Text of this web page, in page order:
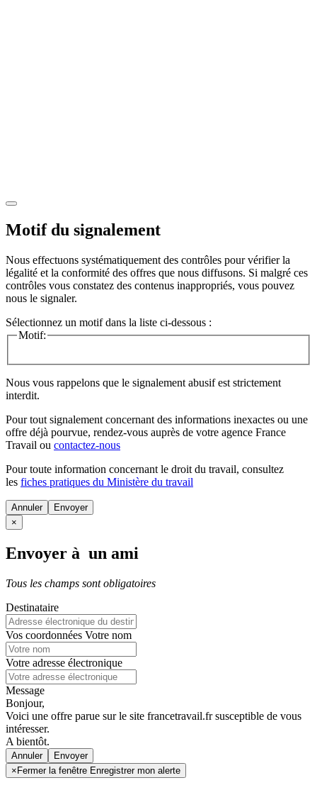
Motif du signalement
Nous effectuons systématiquement des contrôles pour vérifier la
légalité et la conformité des offres que nous diffusons. Si malgré ces
contrôles vous constatez des contenus inappropriés, vous pouvez
nous le signaler.
Sélectionnez un motif dans la liste ci-dessous :
Motif:
Nous vous rappelons que le signalement abusif est strictement
interdit.
Pour tout signalement concernant des informations inexactes ou une
offre déjà pourvue, rendez-vous auprès de votre agence France
Travail ou contactez-nous
Pour toute information concernant le droit du travail, consultez
les fiches pratiques du Ministère du travail
Annuler
×
Envoyer à un ami
Tous les champs sont obligatoires
Destinataire
Vos coordonnées Votre nom
Votre adresse électronique
Message
Bonjour,
Voici une offre parue sur le site francetravail.fr susceptible de vous
intéresser.
A bientôt.
Annuler
× Fermer la fenêtre Enregistrer mon alerte